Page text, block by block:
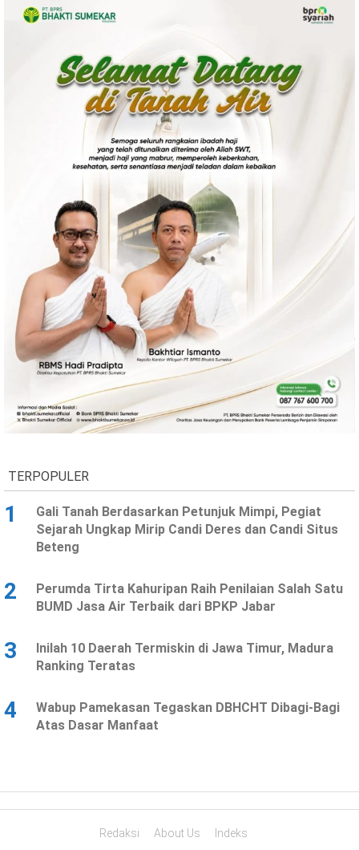
TERPOPULER
1
Gali Tanah Berdasarkan Petunjuk Mimpi, Pegiat
Sejarah Ungkap Mirip Candi Deres dan Candi Situs
Beteng
2
Perumda Tirta Kahuripan Raih Penilaian Salah Satu
BUMD Jasa Air Terbaik dari BPKP Jabar
3
Inilah 10 Daerah Termiskin di Jawa Timur, Madura
Ranking Teratas
4
Wabup Pamekasan Tegaskan DBHCHT Dibagi-Bagi
Atas Dasar Manfaat
Redaksi About Us Indeks